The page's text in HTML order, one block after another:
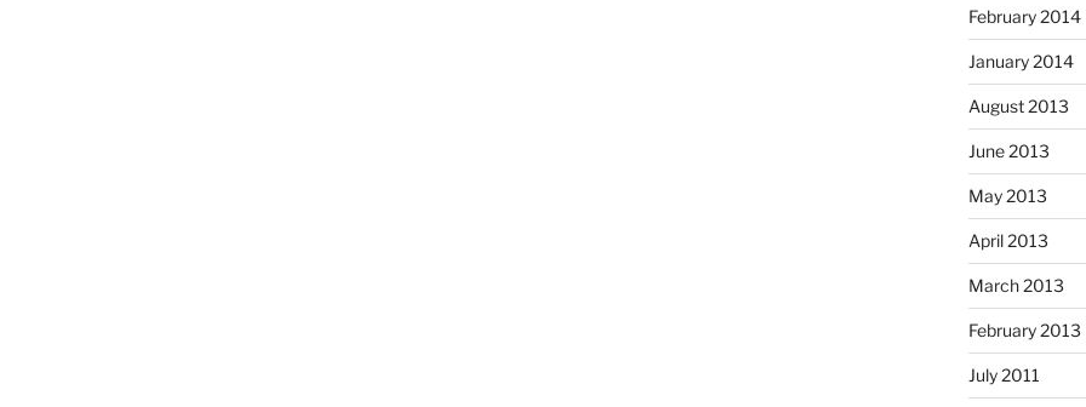
February 2014
January 2014
August 2013
June 2013
May 2013
April 2013
March 2013
February 2013
July 2011